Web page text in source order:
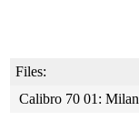
Files:
Calibro 70 01: